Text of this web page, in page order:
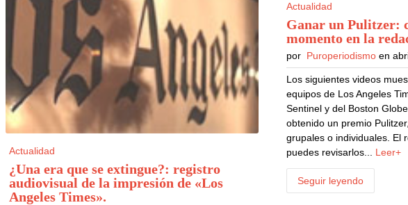
Actualidad
¿Una era que se extingue?: registro
audiovisual de la impresión de «Los
Angeles Times».
Actualidad
Ganar un Pulitzer:
momento en la
por Puroperiodismoen
Los siguientes videos
equipos de Los Angeles
Sentinel y del Boston
obtenido un premio
grupales o individuales. El
puedes revisarlos... Leer+
Seguir leyendo